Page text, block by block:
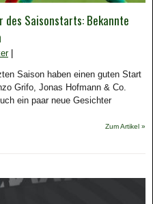
Saisonstarts: Bekannte
|
Saison haben einen guten Start
Grifo, Jonas Hofmann & Co.
ein paar neue Gesichter
Zum Artikel »